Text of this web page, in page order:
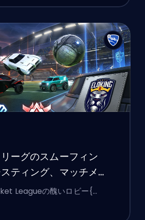
ーグのスムーフィン
ティング、マッチメイ
明
Leagueの醜いロビー{…